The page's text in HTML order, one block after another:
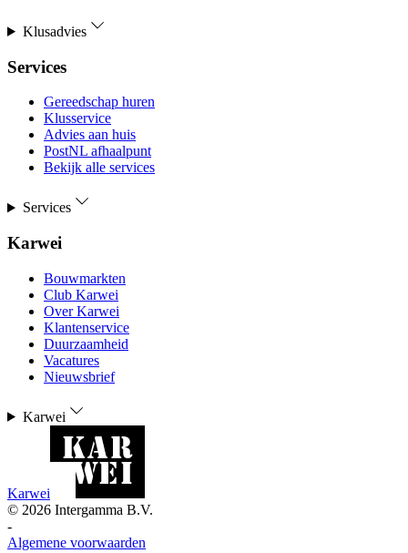
Klusadvies
Services
Gereedschap huren
Klusservice
Advies aan huis
PostNL afhaalpunt
Bekijk alle services
Services
Karwei
Bouwmarkten
Club Karwei
Over Karwei
Klantenservice
Duurzaamheid
Vacatures
Nieuwsbrief
Karwei
Karwei
© 2026 Intergamma B.V.
-
Algemene voorwaarden